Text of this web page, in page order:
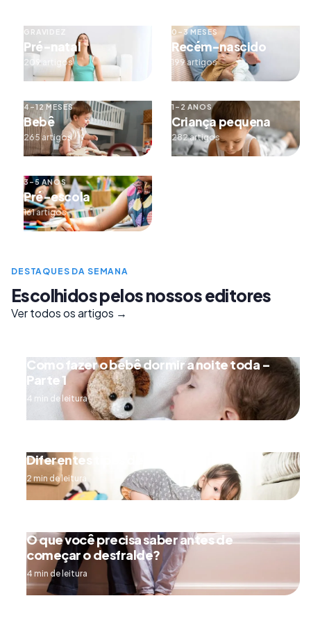
GRAVIDEZ
Pré-natal
209 artigos
0–3 MESES
Recém-nascido
199 artigos
4–12 MESES
Bebê
265 artigos
1–2 ANOS
Criança pequena
282 artigos
3–5 ANOS
Pré-escola
161 artigos
DESTAQUES DA SEMANA
Escolhidos pelos nossos editores
Ver todos os artigos →
Como fazer o bebê dormir a noite toda –
Parte 1
4 min de leitura
Diferentes tipos de engatinhar
2 min de leitura
O que você precisa saber antes de
começar o desfralde?
4 min de leitura